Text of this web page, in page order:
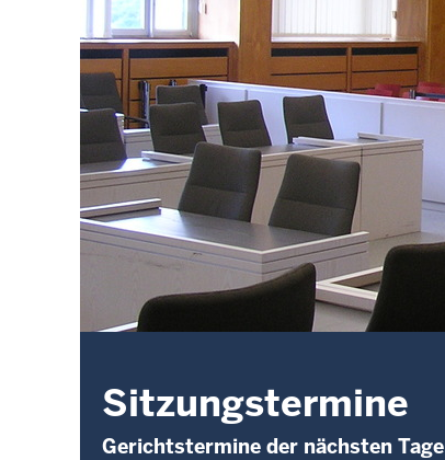
Sitzungstermine
Gerichtstermine der nächsten Tage